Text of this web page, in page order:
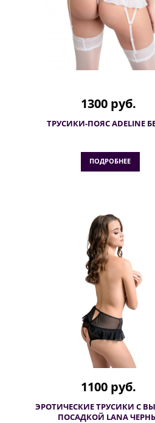
1300 руб.
ТРУСИКИ-ПОЯС ADELINE
ПОДРОБНЕЕ
1100 руб.
ЭРОТИЧЕСКИЕ ТРУСИКИ С
ПОСАДКОЙ LANA